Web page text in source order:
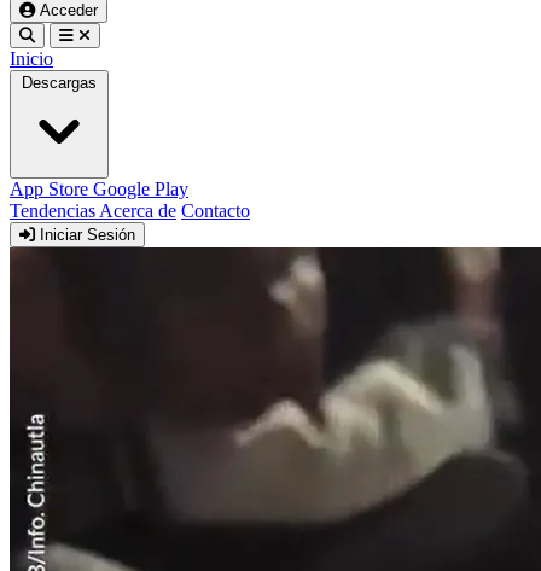
Acceder
Inicio
Descargas
App Store Google Play
Tendencias Acerca de Contacto
Iniciar Sesión